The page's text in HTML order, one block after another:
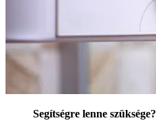
Segítségre lenne szüksége?